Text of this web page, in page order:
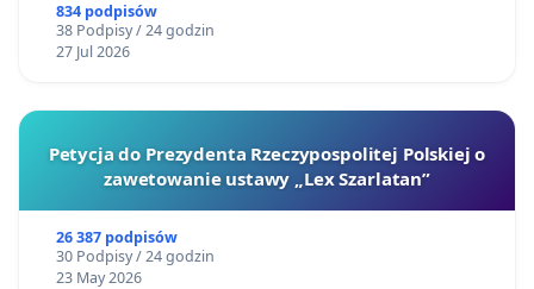
834 podpisów
38 Podpisy / 24 godzin
27 Jul 2026
Petycja do Prezydenta Rzeczypospolitej Polskiej o
zawetowanie ustawy „Lex Szarlatan”
26 387 podpisów
30 Podpisy / 24 godzin
23 May 2026